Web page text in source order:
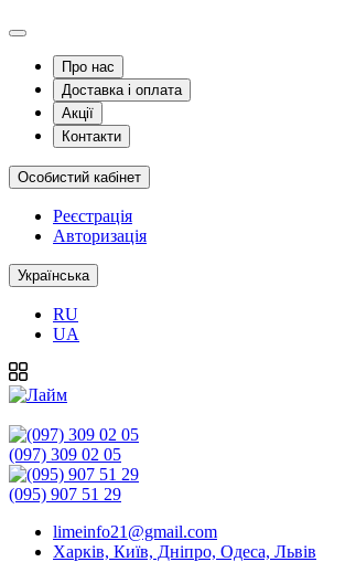
Про нас
Доставка і оплата
Акції
Контакти
Особистий кабінет
Реєстрація
Авторизація
Українська
RU
UA
(097) 309 02 05
(095) 907 51 29
limeinfo21@gmail.com
Харків, Київ, Дніпро, Одеса, Львів